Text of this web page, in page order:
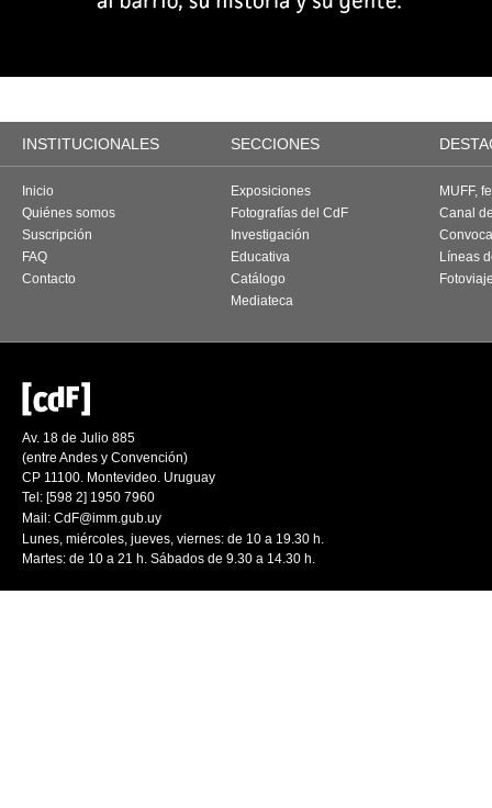
INSTITUCIONALES SECCIONES
Inicio
Quiénes somos
Suscripción
FAQ
Contacto
Exposiciones
Fotografías del CdF
Investigación
Educativa
Catálogo
Mediateca
MUFF,
Canal
Líneas
Av. 18 de Julio 885
(entre Andes y Convención)
CP 11100. Montevideo. Uruguay
Tel: [598 2] 1950 7960
Mail: CdF@imm.gub.uy
Lunes, miércoles, jueves, viernes: de 10 a 19.30 h.
Martes: de 10 a 21 h. Sábados de 9.30 a 14.30 h.